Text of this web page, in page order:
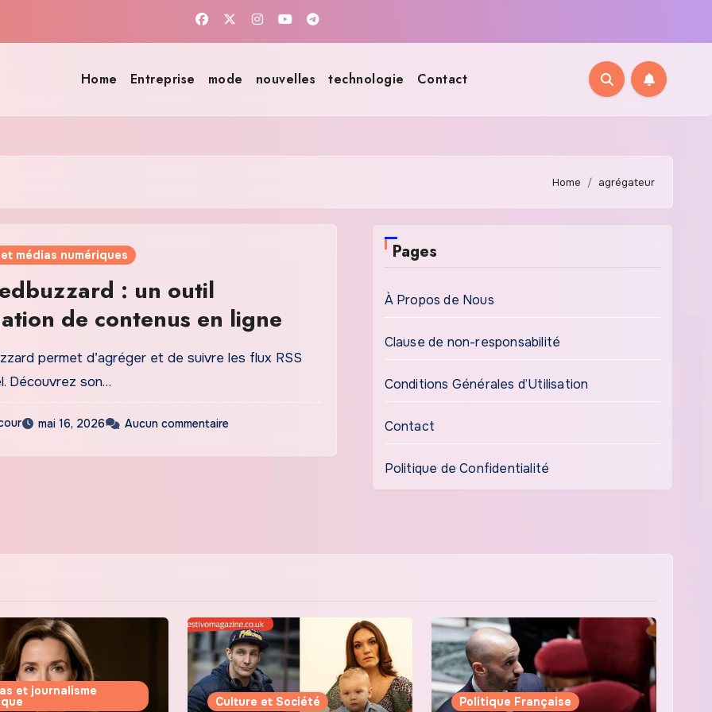
Home Entreprise mode nouvelles technologie Contact
Home agrégateur
médias numériques
: un outil
de contenus en ligne
permet d’agréger et de suivre les flux RSS
Découvrez son…
mai 16, 2026 Aucun commentaire
Pages
À Propos de Nous
Clause de non-responsabilité
Conditions Générales d’Utilisation
Contact
Politique de Confidentialité
et journalisme
Culture et Société Politique Française